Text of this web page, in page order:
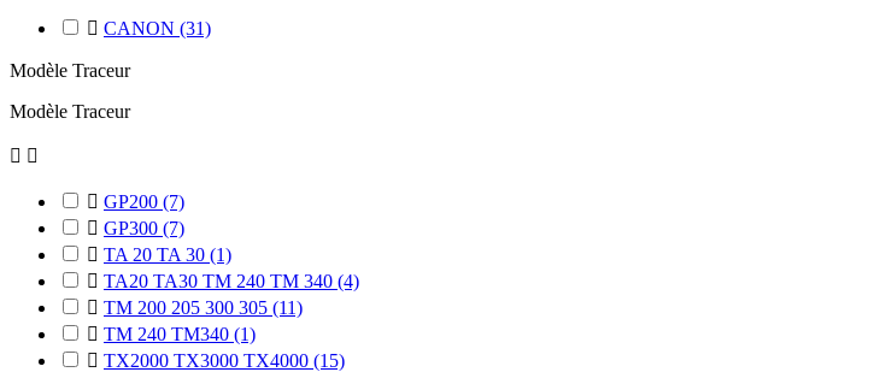
 CANON (31)
Modèle Traceur
Modèle Traceur
 
 GP200 (7)
 GP300 (7)
 TA 20 TA 30 (1)
 TA20 TA30 TM 240 TM 340 (4)
 TM 200 205 300 305 (11)
 TM 240 TM340 (1)
 TX2000 TX3000 TX4000 (15)